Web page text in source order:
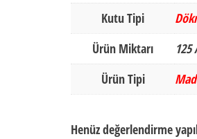
Kutu Tipi
Ürün Miktarı
125
Ürün Tipi
Henüz değerlendirme